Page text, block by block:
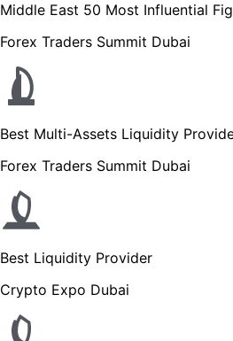
Middle East 50 Most Influential
Forex Traders Summit Dubai
Best Multi-Assets Liquidity
Forex Traders Summit Dubai
Best Liquidity Provider
Crypto Expo Dubai